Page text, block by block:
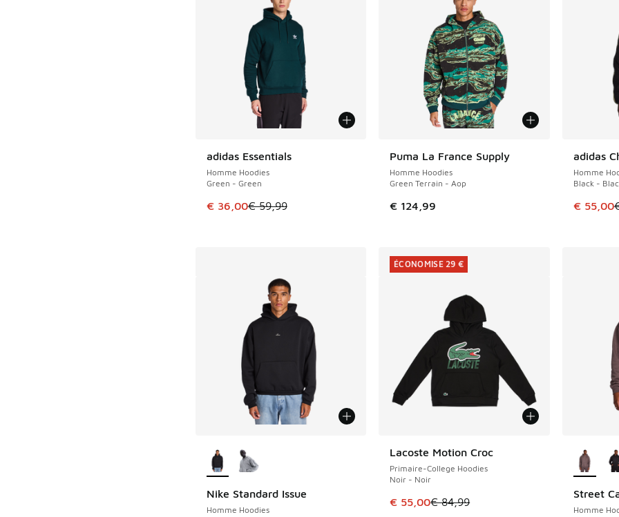
adidas Essentials
Homme Hoodies
Green - Green
Cet article est en promotion. Prix en baisse de € 59,99 à € 36,00
€ 36,00€ 59,99
ÉCONOMISE 23 € Puma La France Supply
Homme Hoodies
Green Terrain - Aop
€ 124,99
adidas
Homme
Black -
Cet
€ 55,00
Nike Standard Issue
Homme Hoodies
Lacoste Motion Croc
Primaire-College Hoodies
Noir - Noir
Cet article est en promotion. Prix en baisse
€ 55,00€ 84,99
ÉCONOMISE 29 €
ÉCONOMISE 29 €
Street
Homme